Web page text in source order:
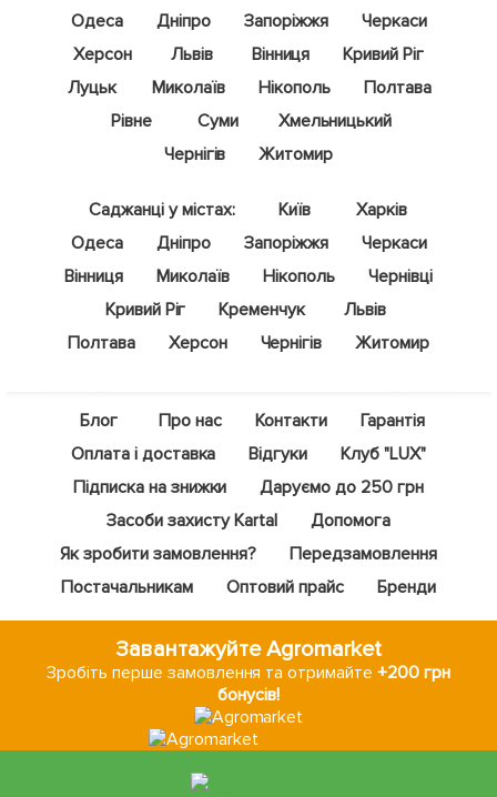
Одеса
Дніпро Запоріжжя
Черкаси
Херсон
Львів Вінниця
Кривий Ріг
Луцьк
Миколаїв Нікополь
Полтава
Рівне
Суми
Хмельницький
Чернігів
Житомир
Саджанці у містах: Київ
Харків
Одеса
Дніпро Запоріжжя
Черкаси
Вінниця
Миколаїв Нікополь
Чернівці
Кривий Ріг
Кременчук
Львів
Полтава
Херсон Чернігів Житомир
Блог Про нас Контакти
Гарантія
Оплата і доставка
Відгуки
Клуб "LUX"
Підписка на знижки
Даруємо до 250 грн
Засоби захисту Kartal
Допомога
Як зробити замовлення?
Передзамовлення
Постачальникам
Оптовий прайс Бренди
Завантажуйте Agromarket
Зробіть перше замовлення та отримайте+200 грн
бонусів!